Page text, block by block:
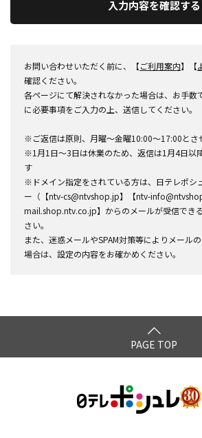
入力内容を確認する
お問い合わせいただく前に、【ご利用案内】【
確認ください。
各ページにて解決されなかった場合は、お手数
に必要事項をご入力の上、送信してください。
※ご返信は原則、月曜～金曜10:00～17:00とさ
※1月1日～3日は休業のため、返信は1月4日以
す
※ドメイン指定をされている方は、日テレポシ
ー（【ntv-cs@ntvshop.jp】【ntv-
mail.shop.ntv.co.jp】からのメールが受信でき
さい。
また、迷惑メールやSPAM対策等によりメール
場合は、設定の内容をお確かめください。
PAGE TOP